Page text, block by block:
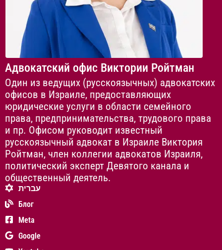
Адвокатский офис Виктории Ройтман
Один из ведущих (русскоязычных) адвокатских
офисов в Израиле, предоставляющих
юридические услуги в области семейного
права, предпринимательства, трудового права
и пр. Офисом руководит известный
русскоязычный адвокат в Израиле Виктория
Ройтман, член коллегии адвокатов Израиля,
политический эксперт Девятого канала и
общественный деятель.
עברית
Блог
Meta
Google